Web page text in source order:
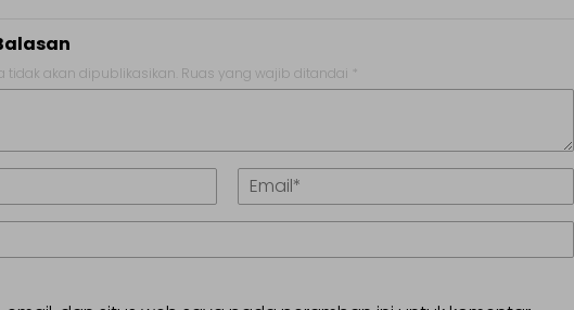
tidak akan dipublikasikan. Ruas yang wajib ditandai *